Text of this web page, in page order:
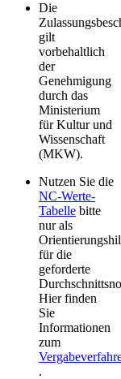
Die
gilt
vorbehaltlich
der
Genehmigung
durch das
Ministerium
für Kultur und
Wissenschaft
(MKW).​
​Nutzen Sie die
NC-Wert​e-
Tabelle bitte
nur als
für die
geforderte
Hier finden
Sie
Informationen
zum
.​